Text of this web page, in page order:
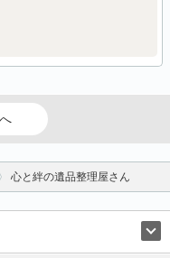
心と絆の遺品整理屋さん